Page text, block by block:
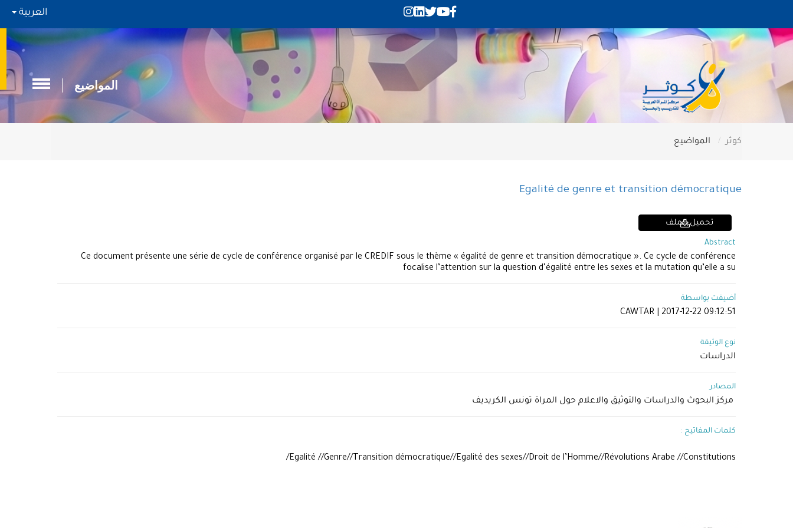
العربية
المواضيع
كوثر المواضيع
Egalité de genre et transition démocratique
تحميل الملف
Abstract
Ce document présente une série de cycle de conférence organisé par le CREDIF sous le thème « égalité de genre et transition démocratique ». Ce cycle de conférence
focalise l’attention sur la question d’égalité entre les sexes et la mutation qu’elle a su
أضيفت بواسطة
CAWTAR | 2017-12-22 09:12:51
نوع الوثيقة
الدراسات
المصادر
مركز البحوث والدراسات والتوثيق والاعلام حول المراة تونس الكريديف
كلمات المفاتيح :
Egalité //Genre//Transition démocratique//Egalité des sexes//Droit de l’Homme//Révolutions Arabe //Constitutions/